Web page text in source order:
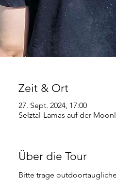
Zeit & Ort
27. Sept. 2024, 17:00
Selztal-Lamas auf der
Über die Tour
Bitte trage